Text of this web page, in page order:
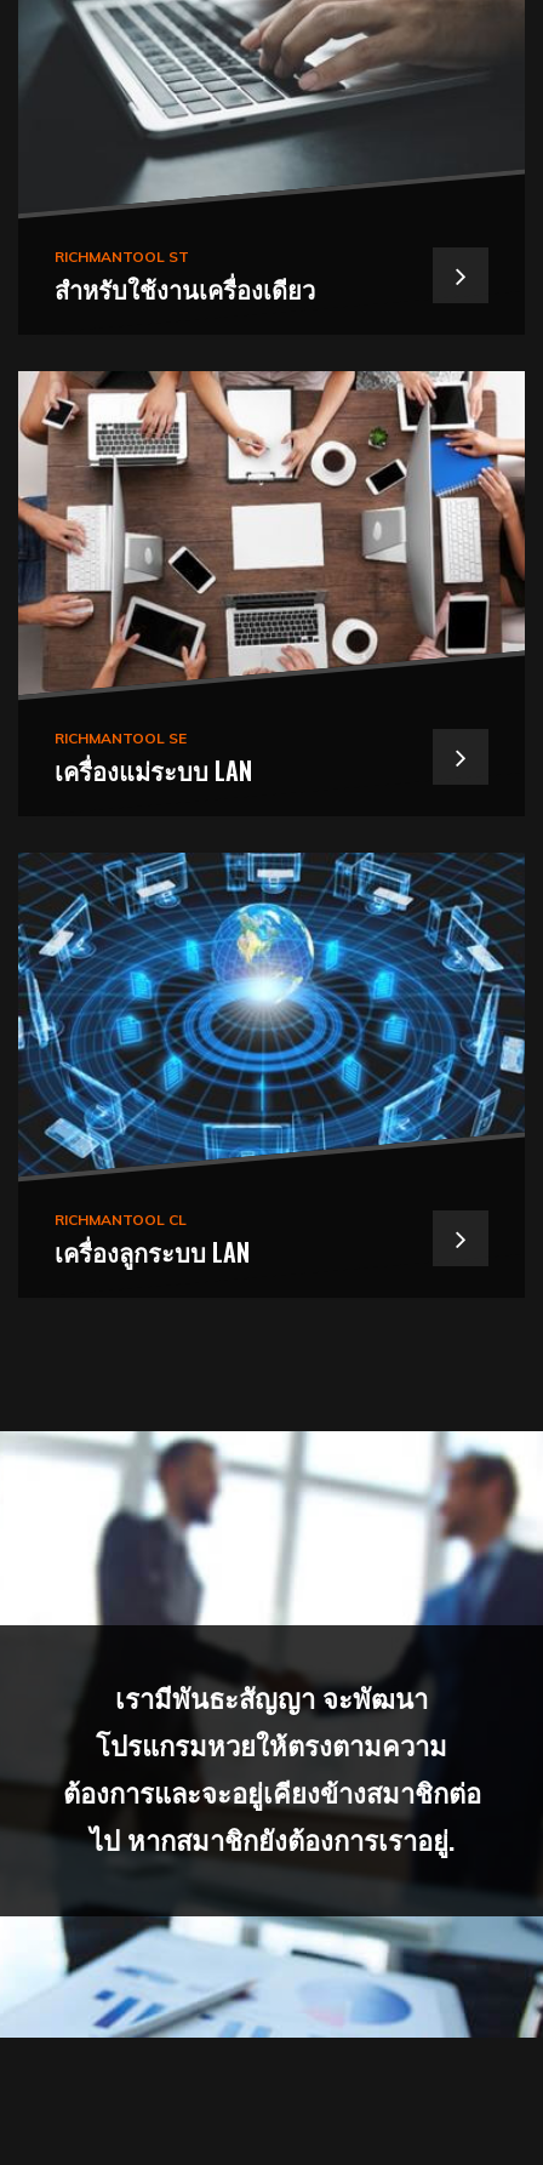
RICHMANTOOL ST
สำหรับใช้งานเครื่องเดียว
RICHMANTOOL SE
เครื่องแม่ระบบ LAN
RICHMANTOOL CL
เครื่องลูกระบบ LAN
เรามีพันธะสัญญา จะพัฒนา
โปรแกรมหวยให้ตรงตามความ
ต้องการและจะอยู่เคียงข้างสมาชิกต่อ
ไป หากสมาชิกยังต้องการเราอยู่.